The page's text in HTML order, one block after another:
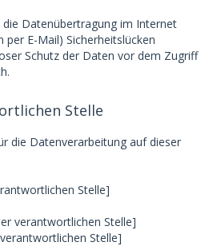
Datenübertragung im Internet
E-Mail) Sicherheitslücken
Schutz der Daten vor dem Zugriff
Stelle
die Datenverarbeitung auf dieser
Stelle]
verantwortlichen Stelle]
Stelle]